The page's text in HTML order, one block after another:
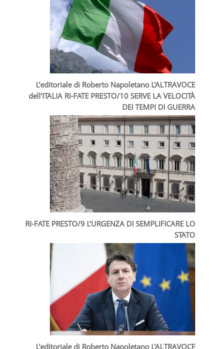
L'editoriale di Roberto Napoletano L'ALTRAVOCE
dell'ITALIA RI-FATE PRESTO/10 SERVE LA VELOCITÀ
DEI TEMPI DI GUERRA
RI-FATE PRESTO/9 L’URGENZA DI SEMPLIFICARE LO
STATO
L'editoriale di Roberto Napoletano L'ALTRAVOCE